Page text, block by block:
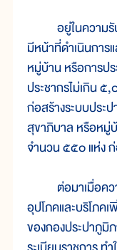
อยู่ในความรับ
มีหน้าที่ดำเนินการ
หมู่บ้าน หรือการป
ประชากรไม่เกิน
ก่อสร้างระบบประ
สุขาภิบาล หรือหมู่
จำนวน ๕๕๐ แห่ง
ต่อมาเมื่อควา
อุปโภคและบริโภค
ของกองประปาภูมิ